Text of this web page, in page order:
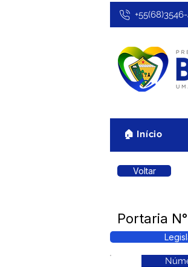
🏠 Início
Voltar
Portaria